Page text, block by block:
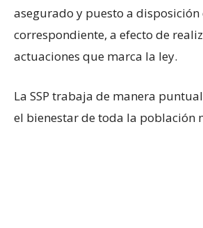
asegurado y puesto a
correspondiente, a efecto de
actuaciones que marca la ley.
La SSP trabaja de manera
el bienestar de toda la población